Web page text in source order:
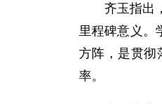
齐玉指出
里程碑意义。
方阵，是贯彻
率。